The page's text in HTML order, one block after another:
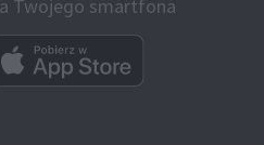
Twojego smartfona